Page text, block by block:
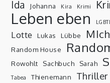
Ida Johanna Kira Krimi
Leben eben
Lotte Lukas Lübbe
Random House
Rowohlt
Sachbuch Sarah
Tabea Thienemann Thriller